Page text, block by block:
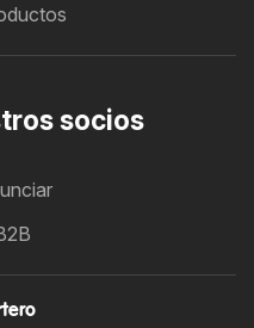
socios